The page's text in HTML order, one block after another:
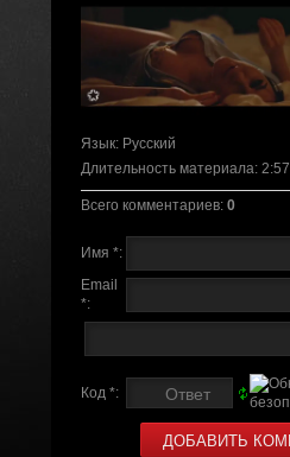
Язык: Русский
Длительность материала: 2:57
Всего комментариев: 0
Имя *:
Email
*:
Код *: